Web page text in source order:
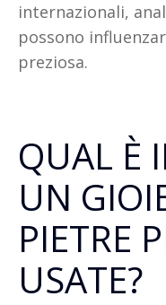
internazionali,
possono
preziosa.
QUAL È
UN
PIETRE
USATE?